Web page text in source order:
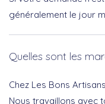
généralement le jour
Quelles sont les
Chez Les Bons
Nous travaillons avec